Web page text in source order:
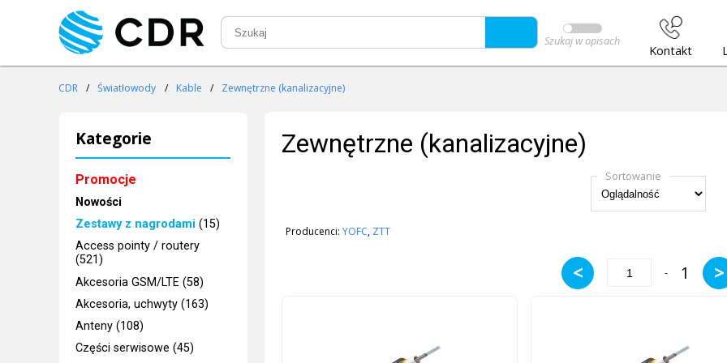
Szukaj w opisach
Kontakt
CDR / Światłowody / Kable / Zewnętrzne (kanalizacyjne)
Kategorie
Promocje
Nowości
Zestawy z nagrodami (15)
Access pointy / routery
(521)
Akcesoria GSM/LTE (58)
Akcesoria, uchwyty (163)
Anteny (108)
Części serwisowe (45)
Zewnętrzne (kanalizacyjne)
Sortowanie
Producenci: YOFC, ZTT
< - 1 >